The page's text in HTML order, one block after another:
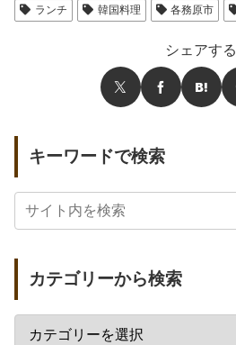
ランチ 韓国料理 各務原市
シェアする
キーワードで検索
カテゴリーから検索